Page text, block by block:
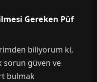
Gereken Püf
biliyorum ki,
sorun güven ve
bulmak